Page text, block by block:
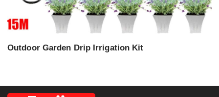
Outdoor Garden Drip Irrigation Kit